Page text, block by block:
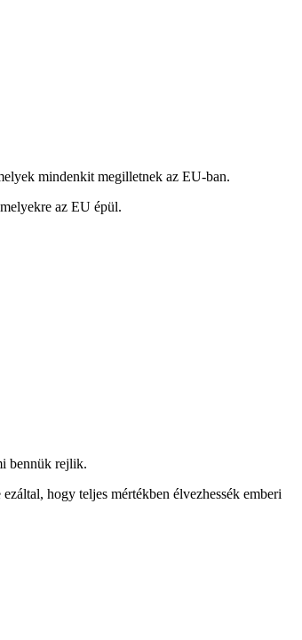
mindenkit megilletnek az EU-ban.
az EU épül.
bennük rejlik.
hogy teljes mértékben élvezhessék emberi